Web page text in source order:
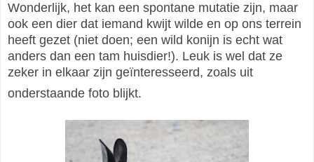
Wonderlijk, het kan een spontane mutatie zijn, maar
ook een dier dat iemand kwijt wilde en op ons terrein
heeft gezet (niet doen; een wild konijn is echt wat
anders dan een tam huisdier!). Leuk is wel dat ze
zeker in elkaar zijn geïnteresseerd, zoals uit
onderstaande foto blijkt.